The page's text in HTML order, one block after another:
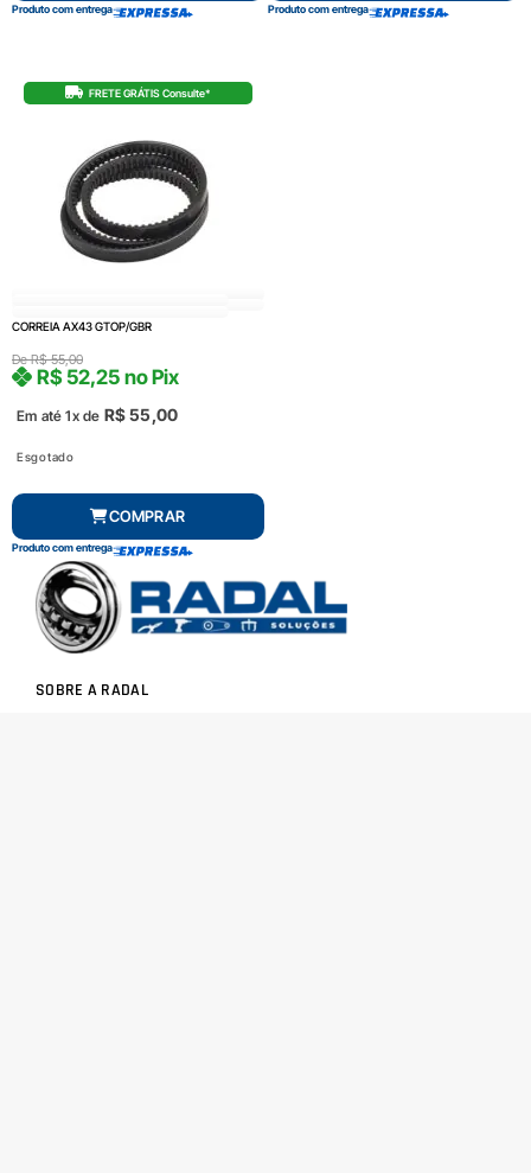
Produto com entrega Produto com entrega
FRETE GRÁTIS Consulte*
CORREIA AX43 GTOP/GBR
DeR$55,00
Em até 1x de R$55,00
R$52,25 no Pix
Esgotado
COMPRAR
Produto com entrega
SOBRE A RADAL